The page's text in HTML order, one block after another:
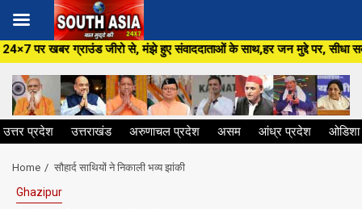
Skip
to
content
जीरो से, मंझे हुए संवाददाताओं के साथ,हर जन मुद्दे पर, सीधा सवाल
उत्तर प्रदेश उत्तराखंड अरुणाचल प्रदेश असम आंध्र प्रदेश ओडिशा
Home सौहार्द साथियों ने निकाली भव्य झांकी
Ghazipur